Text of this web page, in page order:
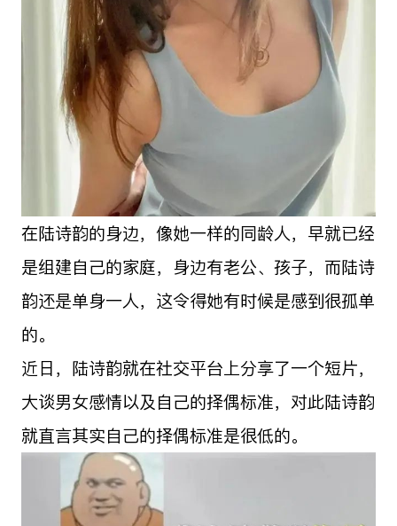
在陆诗韵的身边，像她一样的同龄人，早就已经
是组建自己的家庭，身边有老公、孩子，而陆诗
韵还是单身一人，这令得她有时候是感到很孤单
的。
近日，陆诗韵就在社交平台上分享了一个短片，
大谈男女感情以及自己的择偶标准，对此陆诗韵
就直言其实自己的择偶标准是很低的。